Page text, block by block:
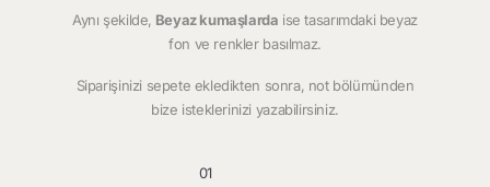
Aynı şekilde, Beyaz kumaşlarda ise tasarımdaki beyaz
fon ve renkler basılmaz.
Siparişinizi sepete ekledikten sonra, not bölümünden
bize isteklerinizi yazabilirsiniz.